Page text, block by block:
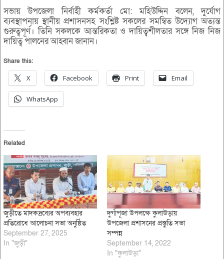
সভায় উপজেলা নির্বাহী কর্মকর্তা মো: মহিউদ্দিন বলেন, দুর্যোগ
ব্যবস্থাপনায় স্থানীয় প্রশাসনসহ সংশ্লিষ্ট সকলের সমন্বিত উদ্যোগ অত্যন্ত
গুরুত্বপূর্ণ। তিনি সকলকে আন্তরিকতা ও দায়িত্বশীলতার সঙ্গে নিজ নিজ
দায়িত্ব পালনের আহ্বান জানান।
Share this:
X Facebook Print Email
WhatsApp
Related
জুড়ীতে মাদকদ্রব্যের অপব্যবহার
প্রতিরোধে আলোচনা সভা অনুষ্ঠিত
September 27, 2025
In "জুড়ী"
দুর্গাপূজা উপলক্ষে কুলাউড়ায়
উপজেলা প্রশাসনের প্রস্তুতি সভা
সম্পন্ন
September 14, 2022
In "কুলাউড়া"